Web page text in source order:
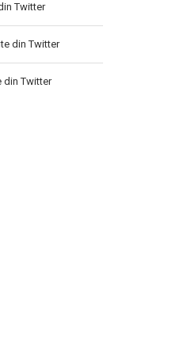
Twitter
din Twitter
din Twitter